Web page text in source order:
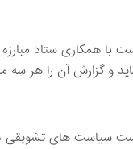
همکاری ستاد مبارزه
و گزارش آن را هر
های تشویقی در